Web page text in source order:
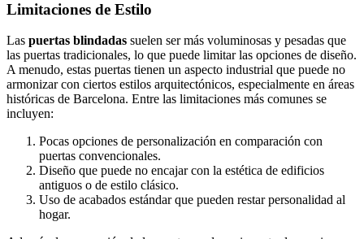
Limitaciones de Estilo
Las puertas blindadas suelen ser más voluminosas y pesadas que
las puertas tradicionales, lo que puede limitar las opciones de diseño.
A menudo, estas puertas tienen un aspecto industrial que puede no
armonizar con ciertos estilos arquitectónicos, especialmente en áreas
históricas de Barcelona. Entre las limitaciones más comunes se
incluyen:
Pocas opciones de personalización en comparación con
puertas convencionales.
Diseño que puede no encajar con la estética de edificios
antiguos o de estilo clásico.
Uso de acabados estándar que pueden restar personalidad al
hogar.